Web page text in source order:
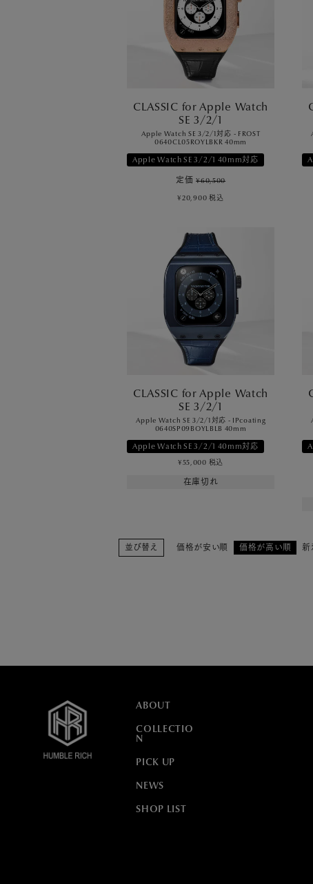
CLASSIC for Apple Watch
SE 3/2/1
Apple Watch SE 3/2/1対応 - FROST
0640CL05ROYLBKR 40mm
Apple Watch SE 3/2/1 40mm対応
定価 ¥60,500
¥20,900 税込
CLASSIC for Apple Watch
SE 3/2/1
Apple Watch SE 3/2/1対応 - IPcoating
0640SP09BOYLBLB 40mm
Apple Watch SE 3/2/1 40mm対応
¥55,000 税込
在庫切れ
並び替え 価格が安い順 価格が高い順 新
ABOUT
COLLECTIO
N
PICK UP
NEWS
SHOP LIST